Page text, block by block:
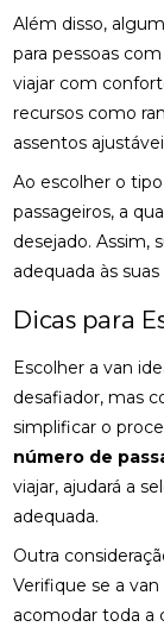
Além disso,
para pessoas
viajar com
recursos como
assentos
Ao escolher o
passageiros, a
desejado. Assim,
adequada às
Dicas para
Escolher a van
desafiador, mas
simplificar o
número de
viajar, ajudará a
adequada.
Outra
Verifique se a
acomodar toda a